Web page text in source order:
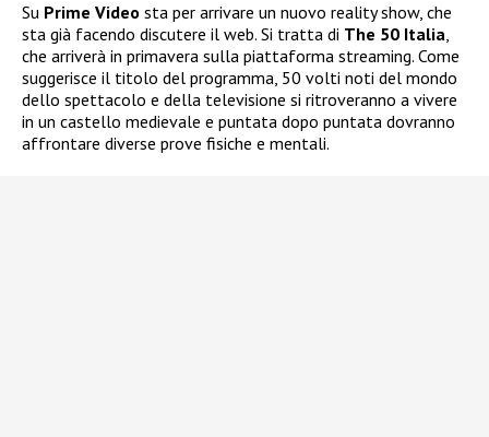
Su Prime Video sta per arrivare un nuovo reality show, che
sta già facendo discutere il web. Si tratta di The 50 Italia,
che arriverà in primavera sulla piattaforma streaming. Come
suggerisce il titolo del programma, 50 volti noti del mondo
dello spettacolo e della televisione si ritroveranno a vivere
in un castello medievale e puntata dopo puntata dovranno
affrontare diverse prove fisiche e mentali.